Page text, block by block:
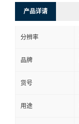
产品详请
分辨率
品牌
货号
用途